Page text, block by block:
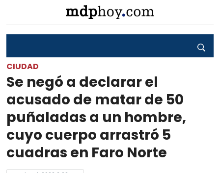
CIUDAD
Se negó a declarar el
acusado de matar de 50
puñaladas a un hombre,
cuyo cuerpo arrastró 5
cuadras en Faro Norte